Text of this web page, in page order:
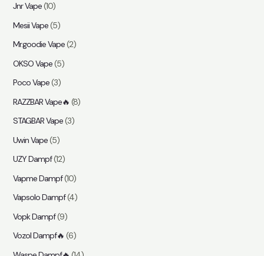
Jnr Vape(10)
Mesii Vape(5)
Mr.goodie Vape(2)
OKSO Vape(5)
Poco Vape(3)
RAZZBAR Vape🔥 (8)
STAGBAR Vape(3)
Uwin Vape(5)
UZY Dampf(12)
Vapme Dampf(10)
Vapsolo Dampf(4)
Vopk Dampf(9)
Vozol Dampf🔥 (6)